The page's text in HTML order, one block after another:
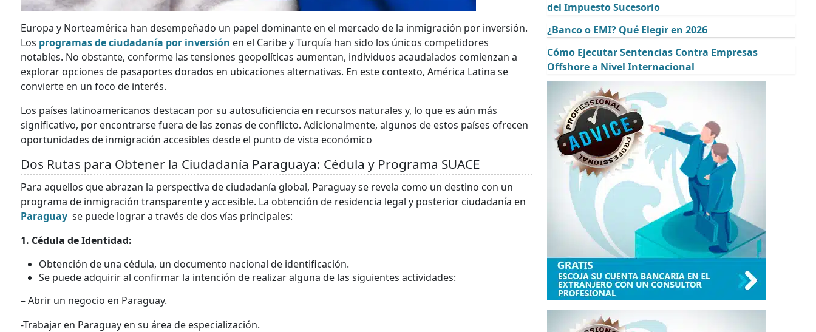
Europa y Norteamérica han desempeñado un papel dominante en el mercado de la inmigración por inversión.
Los programas de ciudadanía por inversión en el Caribe y Turquía han sido los únicos competidores
notables. No obstante, conforme las tensiones geopolíticas aumentan, individuos acaudalados comienzan a
explorar opciones de pasaportes dorados en ubicaciones alternativas. En este contexto, América Latina se
convierte en un foco de interés.
Los países latinoamericanos destacan por su autosuficiencia en recursos naturales y, lo que es aún más
significativo, por encontrarse fuera de las zonas de conflicto. Adicionalmente, algunos de estos países ofrecen
oportunidades de inmigración accesibles desde el punto de vista económico
Dos Rutas para Obtener la Ciudadanía Paraguaya: Cédula y Programa SUACE
Para aquellos que abrazan la perspectiva de ciudadanía global, Paraguay se revela como un destino con un
programa de inmigración transparente y accesible. La obtención de residencia legal y posterior ciudadanía en
Paraguay se puede lograr a través de dos vías principales:
1. Cédula de Identidad:
Obtención de una cédula, un documento nacional de identificación.
Se puede adquirir al confirmar la intención de realizar alguna de las siguientes actividades:
– Abrir un negocio en Paraguay.
-Trabajar en Paraguay en su área de especialización.
del Impuesto Sucesorio
¿Banco o EMI? Qué Elegir en 2026
Cómo Ejecutar Sentencias Contra Empresas
Offshore a Nivel Internacional